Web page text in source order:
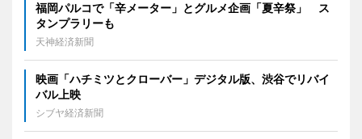
福岡パルコで「辛メーター」とグルメ企画「夏辛祭」 ス
タンプラリーも
天神経済新聞
映画「ハチミツとクローバー」デジタル版、渋谷でリバイ
バル上映
シブヤ経済新聞